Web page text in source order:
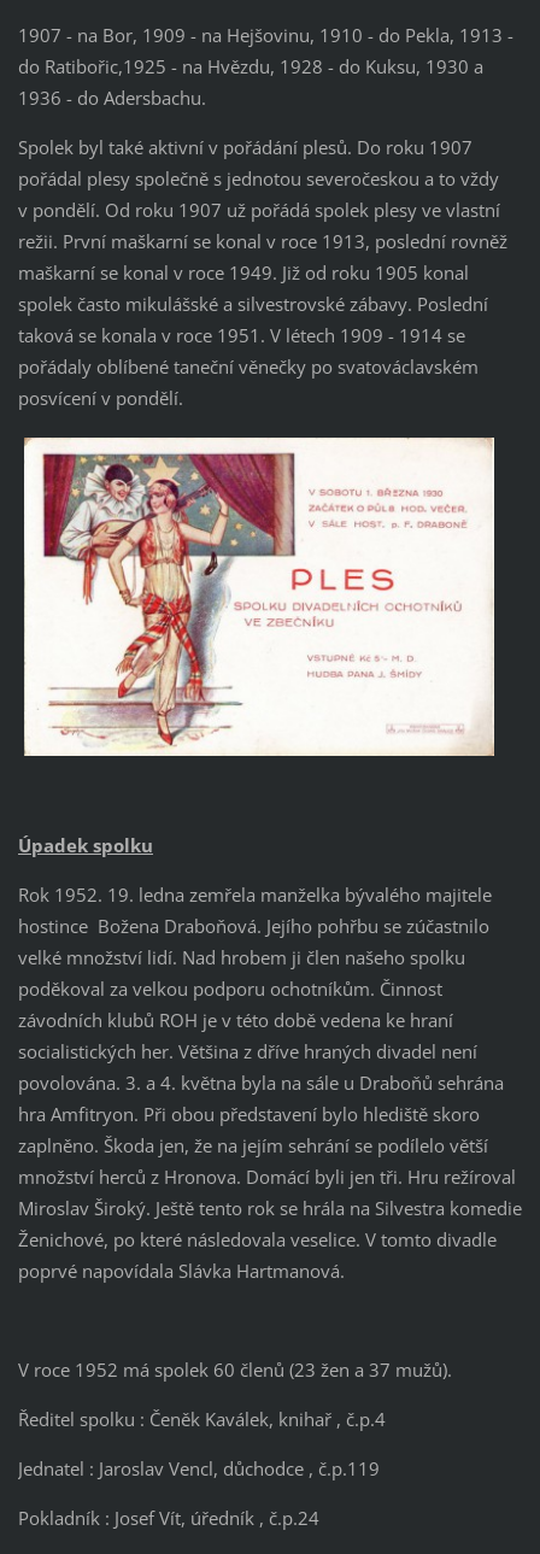
1907 - na Bor, 1909 - na Hejšovinu, 1910 - do Pekla, 1913 -
do Ratibořic,1925 - na Hvězdu, 1928 - do Kuksu, 1930 a
1936 - do Adersbachu.
Spolek byl také aktivní v pořádání plesů. Do roku 1907
pořádal plesy společně s jednotou severočeskou a to vždy
v pondělí. Od roku 1907 už pořádá spolek plesy ve vlastní
režii. První maškarní se konal v roce 1913, poslední rovněž
maškarní se konal v roce 1949. Již od roku 1905 konal
spolek často mikulášské a silvestrovské zábavy. Poslední
taková se konala v roce 1951. V létech 1909 - 1914 se
pořádaly oblíbené taneční věnečky po svatováclavském
posvícení v pondělí.
Úpadek spolku
Rok 1952. 19. ledna zemřela manželka bývalého majitele
hostince Božena Draboňová. Jejího pohřbu se zúčastnilo
velké množství lidí. Nad hrobem ji člen našeho spolku
poděkoval za velkou podporu ochotníkům. Činnost
závodních klubů ROH je v této době vedena ke hraní
socialistických her. Většina z dříve hraných divadel není
povolována. 3. a 4. května byla na sále u Draboňů sehrána
hra Amfitryon. Při obou představení bylo hlediště skoro
zaplněno. Škoda jen, že na jejím sehrání se podílelo větší
množství herců z Hronova. Domácí byli jen tři. Hru režíroval
Miroslav Široký. Ještě tento rok se hrála na Silvestra komedie
Ženichové, po které následovala veselice. V tomto divadle
poprvé napovídala Slávka Hartmanová.
V roce 1952 má spolek 60 členů (23 žen a 37 mužů).
Ředitel spolku : Čeněk Kaválek, knihař , č.p.4
Jednatel : Jaroslav Vencl, důchodce , č.p.119
Pokladník : Josef Vít, úředník , č.p.24